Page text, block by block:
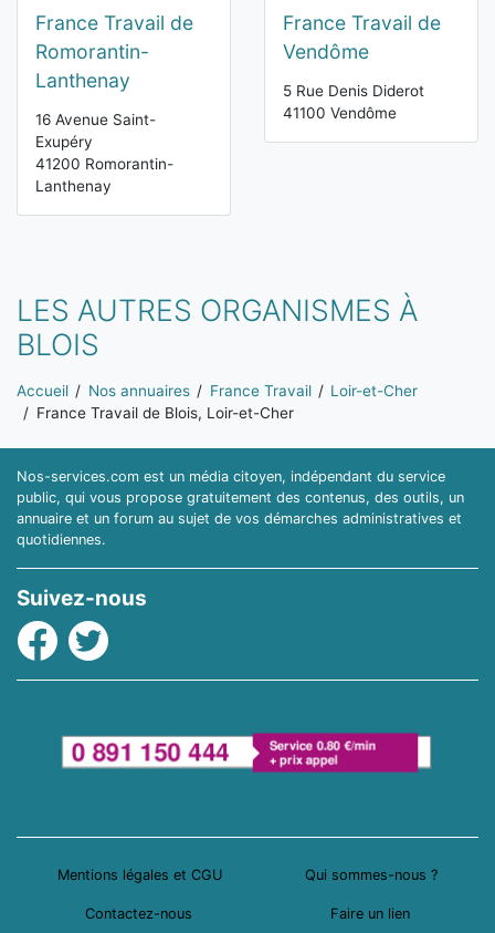
France Travail de
Romorantin-
Lanthenay
16 Avenue Saint-
Exupéry
41200 Romorantin-
Lanthenay
France Travail de
Vendôme
5 Rue Denis Diderot
41100 Vendôme
LES AUTRES ORGANISMES À
BLOIS
Vous êtes ici:
Accueil Nos annuaires France Travail
Loir-et-Cher
France Travail de Blois, Loir-et-Cher
Nos-services.com est un média citoyen, indépendant du service
public, qui vous propose gratuitement des contenus, des outils, un
annuaire et un forum au sujet de vos démarches administratives et
quotidiennes.
Suivez-nous
Facebook
Twitter
Mentions légales et CGU Qui sommes-nous ?
Contactez-nous Faire un lien